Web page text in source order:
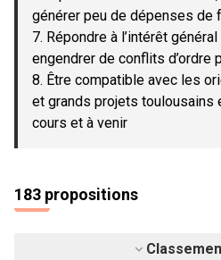
générer peu de dépenses de
7. Répondre à l’intérêt
engendrer de conflits d’ordre
8. Être compatible avec les
et grands projets toulousains
cours et à venir
183 propositions